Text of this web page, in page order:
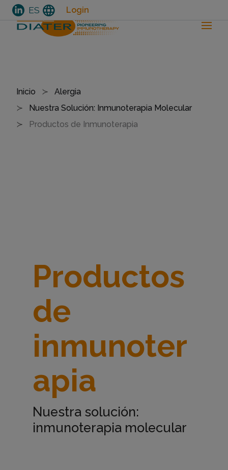
principal
ES language Login
Ruta de navegación
Inicio
Alergia
Nuestra Solución: Inmunoterapia Molecular
Productos de Inmunoterapia
o
d
u
c
t
Productos
de
inmunoter
apia
Nuestra solución:
inmunoterapia molecular